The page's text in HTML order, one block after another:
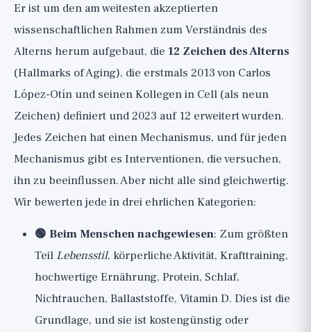
8. Zelluläre Seneszenz: Die Zombie-
Zellen und Senolytika
9. Erschöpfung der Stammzellen: Das
Regenerationsreservoir
10. Gestörte interzelluläre
Kommunikation
Inflammaging
Die breitere Perspektive
Er ist um den am weitesten akzeptierten
wissenschaftlichen Rahmen zum Verständnis des
Alterns herum aufgebaut, die 12 Zeichen des Alterns
(Hallmarks of Aging), die erstmals 2013 von Carlos
López-Otín und seinen Kollegen in Cell (als neun
Zeichen) definiert und 2023 auf 12 erweitert wurden.
Jedes Zeichen hat einen Mechanismus, und für jeden
Mechanismus gibt es Interventionen, die versuchen,
ihn zu beeinflussen. Aber nicht alle sind gleichwertig.
Wir bewerten jede in drei ehrlichen Kategorien:
🟢 Beim Menschen nachgewiesen: Zum größten
Teil Lebensstil, körperliche Aktivität, Krafttraining,
hochwertige Ernährung, Protein, Schlaf,
Nichtrauchen, Ballaststoffe, Vitamin D. Dies ist die
Grundlage, und sie ist kostengünstig oder